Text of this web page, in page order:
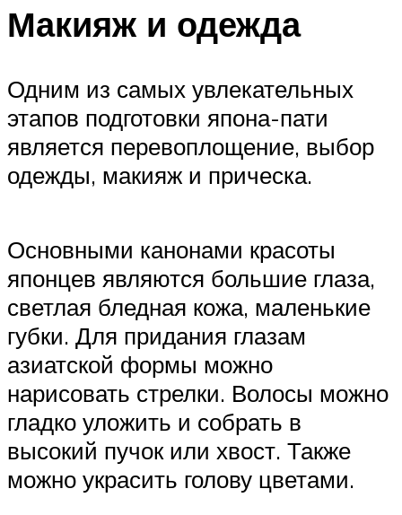
Макияж и одежда
Одним из самых увлекательных
этапов подготовки япона-пати
является перевоплощение, выбор
одежды, макияж и прическа.
Основными канонами красоты
японцев являются большие глаза,
светлая бледная кожа, маленькие
губки. Для придания глазам
азиатской формы можно
нарисовать стрелки. Волосы можно
гладко уложить и собрать в
высокий пучок или хвост. Также
можно украсить голову цветами.